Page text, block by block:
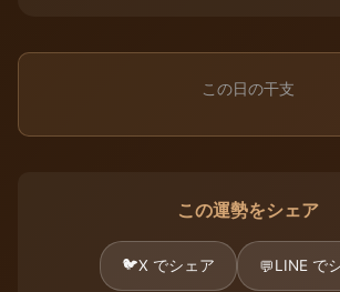
この日の干支
この運勢をシェア
🐦X でシェア 💬LINE で